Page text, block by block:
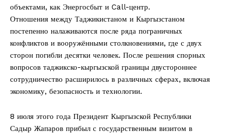
объектами, как Энергосбыт и Call-центр.
Отношения между Таджикистаном и Кыргызстаном
постепенно налаживаются после ряда пограничных
конфликтов и вооружёнными столкновениями, где с двух
сторон погибли десятки человек. После решения спорных
вопросов таджикско-кыргызской границы двустороннее
сотрудничество расширилось в различных сферах, включая
экономику, безопасность и технологии.
8 июля этого года Президент Кыргызской Республики
Садыр Жапаров прибыл с государственным визитом в